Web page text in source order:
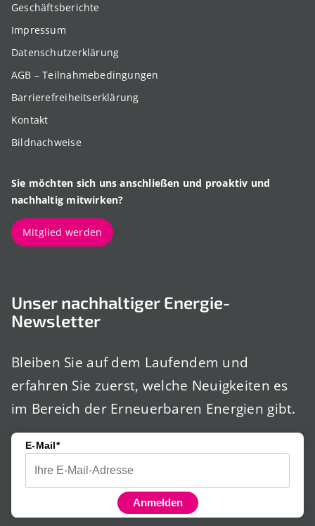
Geschäftsberichte
Impressum
Datenschutzerklärung
AGB – Teilnahmebedingungen
Barrierefreiheitserklärung
Kontakt
Bildnachweise
Sie möchten sich uns anschließen und proaktiv und
nachhaltig mitwirken?
Mitglied werden
Unser nachhaltiger Energie-
Newsletter
Bleiben Sie auf dem Laufendem und
erfahren Sie zuerst, welche Neuigkeiten es
im Bereich der Erneuerbaren Energien gibt.
E-Mail*
Anmelden